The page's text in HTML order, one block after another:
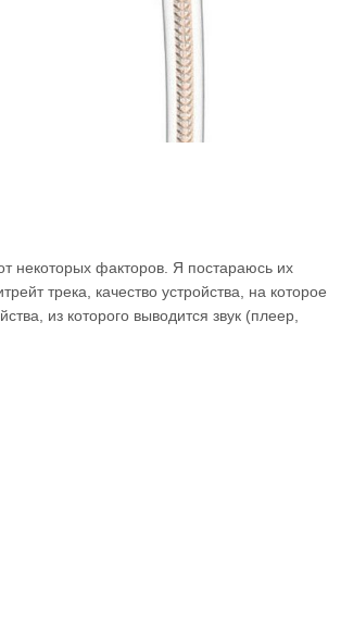
некоторых факторов. Я постараюсь их
трека, качество устройства, на которое
из которого выводится звук (плеер,